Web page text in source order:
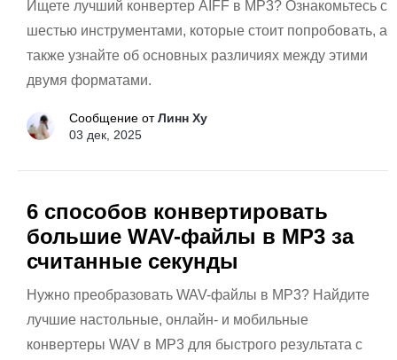
Ищете лучший конвертер AIFF в MP3? Ознакомьтесь с
шестью инструментами, которые стоит попробовать, а
также узнайте об основных различиях между этими
двумя форматами.
Сообщение отЛинн Ху
03 дек, 2025
6 способов конвертировать
большие WAV-файлы в MP3 за
считанные секунды
Нужно преобразовать WAV-файлы в MP3? Найдите
лучшие настольные, онлайн- и мобильные
конвертеры WAV в MP3 для быстрого результата с